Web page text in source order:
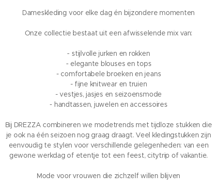
Dameskleding voor elke dag én bijzondere momenten
Onze collectie bestaat uit een afwisselende mix van:
- stijlvolle jurken en rokken
- elegante blouses en tops
- comfortabele broeken en jeans
- fijne knitwear en truien
- vestjes, jasjes en seizoensmode
- handtassen, juwelen en accessoires
Bij DREZZA combineren we modetrends met tijdloze stukken die
je ook na één seizoen nog graag draagt. Veel kledingstukken zijn
eenvoudig te stylen voor verschillende gelegenheden: van een
gewone werkdag of etentje tot een feest, citytrip of vakantie.
Mode voor vrouwen die zichzelf willen blijven